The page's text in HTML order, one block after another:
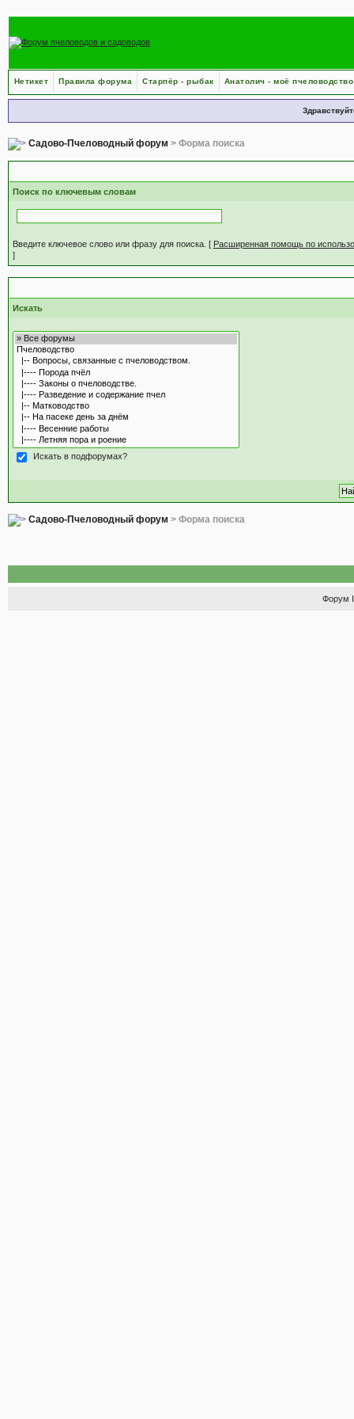
Нетикет Правила форума Старпёр - рыбак Анатолич - моё пчеловодство
Садово-Пчеловодный форум > Форма поиска
Поиск по ключевым словам
Введите ключевое слово или фразу для поиска. [ Расширенная помощь по
]
Искать
Искать в подфорумах?
Садово-Пчеловодный форум > Форма поиска
Форум